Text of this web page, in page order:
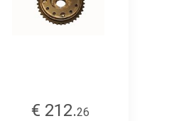
€ 212.26